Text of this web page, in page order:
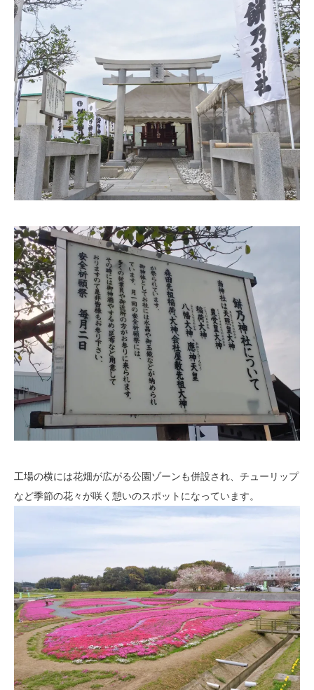
工場の横には花畑が広がる公園ゾーンも併設され、チューリップ
など季節の花々が咲く憩いのスポットになっています。